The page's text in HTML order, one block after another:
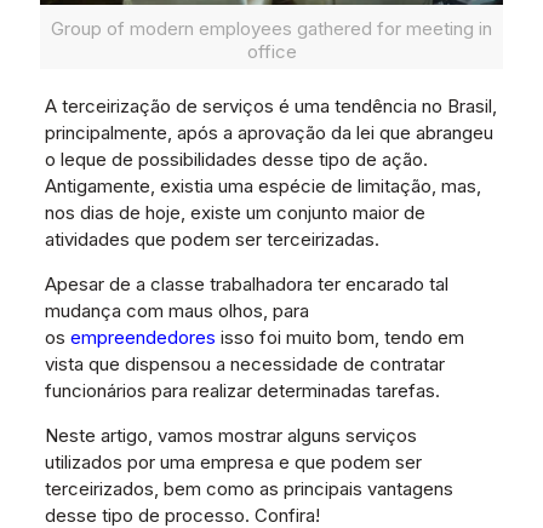
Group of modern employees gathered for meeting in
office
A terceirização de serviços é uma tendência no Brasil,
principalmente, após a aprovação da lei que abrangeu
o leque de possibilidades desse tipo de ação.
Antigamente, existia uma espécie de limitação, mas,
nos dias de hoje, existe um conjunto maior de
atividades que podem ser terceirizadas.
Apesar de a classe trabalhadora ter encarado tal
mudança com maus olhos, para
os empreendedores isso foi muito bom, tendo em
vista que dispensou a necessidade de contratar
funcionários para realizar determinadas tarefas.
Neste artigo, vamos mostrar alguns serviços
utilizados por uma empresa e que podem ser
terceirizados, bem como as principais vantagens
desse tipo de processo. Confira!